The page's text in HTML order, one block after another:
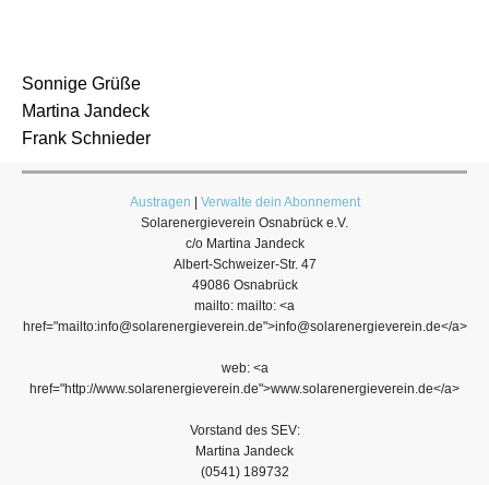
Sonnige Grüße
Martina Jandeck
Frank Schnieder
Austragen
Verwalte dein Abonnement
Solarenergieverein Osnabrück e.V.
c/o Martina Jandeck
Albert-Schweizer-Str. 47
49086 Osnabrück
mailto: mailto: <a
href="mailto:info@solarenergieverein.de">info@solarenergieverein.de</a>
web: <a
href="http://www.solarenergieverein.de">www.solarenergieverein.de</a>
Vorstand des SEV:
Martina Jandeck
(0541) 189732